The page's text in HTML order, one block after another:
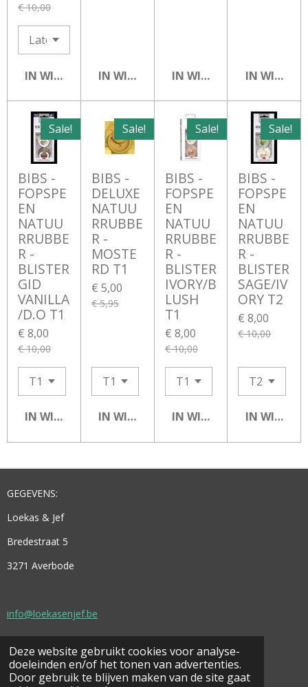
Deze website gebruikt cookies voor analyse-
doeleinden en/of het tonen van advertenties.
Door gebruik te blijven maken van de site gaat
€ 10,00
IN WINKELWAGENIN WINKELWAGENIN WINKELWAGEN
IN
Sale!
BIBS -
FOPSPE
EN
NATUU
RRUBBE
R -
BLISTER
GID
VANILLA
/D.O T1
€ 8,00
€ 10,00
IN WINKELWAGEN
Sale!
BIBS -
DELUXE
NATUU
RRUBBE
R -
MOSTE
RD T1
€ 5,00
€ 5,95
IN WINKELWAGEN
Sale!
BIBS -
FOPSPE
EN
NATUU
RRUBBE
R -
BLISTER
IVORY/B
LUSH
T1
€ 8,00
€ 10,00
IN WINKELWAGEN
Sale!
BIBS -
FOPSPE
EN
NATUU
RRUBBE
R -
BLISTER
SAGE/IV
ORY T2
€ 8,00
€ 10,00
IN
GEGEVENS:
Loekas & Jef
Bredestraat 5
3271 Averbode
info@loekasenjef.be
© 2021 - 2026 Loekas & Jef
Powered byJouwWeb